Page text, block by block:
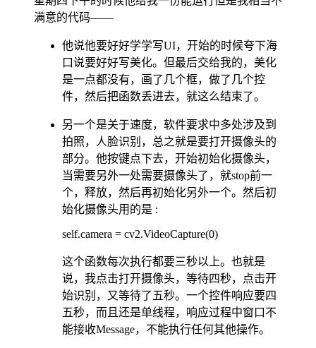
满意的代码——
他说他要好好学学写UI，开始的时候夸下海
口说要好好写美化。但最后交给我的，美化
是一点都没有，画了几个框，做了几个控
件，然后把函数丢进去，就这么结束了。
另一个是关于速度，软件要求中多处涉及到
拍照，人脸识别，总之就是要打开摄像头的
部分。他按键点下去，开始初始化摄像头，
当需要另外一处需要摄像头了，就stop前一
个，释放，然后再初始化另外一个。然后初
始化摄像头用的是 :
self.camera = cv2.VideoCapture(0)
这个函数每次执行都要三秒以上。也就是
说，我点击打开摄像头，等待四秒，点击开
始识别，又等待了五秒。一个控件响应要四
五秒，而且还是单线程，响应过程中窗口不
能接收Message，不能执行任何其他操作。